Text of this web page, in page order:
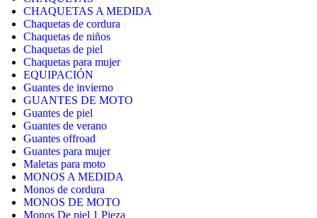
CHAQUETAS A MEDIDA
Chaquetas de cordura
Chaquetas de niños
Chaquetas de piel
Chaquetas para mujer
EQUIPACIÓN
Guantes de invierno
GUANTES DE MOTO
Guantes de piel
Guantes de verano
Guantes offroad
Guantes para mujer
Maletas para moto
MONOS A MEDIDA
Monos de cordura
MONOS DE MOTO
Monos De piel 1 Pieza